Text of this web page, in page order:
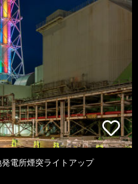
電所煙突ライトアップ